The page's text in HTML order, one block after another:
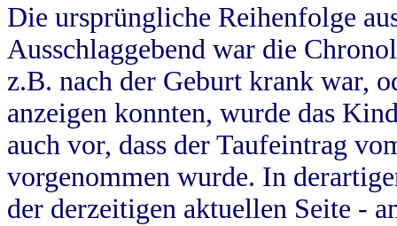
Die ursprüngliche Reihenfolge
Ausschlaggebend war die
z.B. nach der Geburt krank war,
anzeigen konnten, wurde das
auch vor, dass der Taufeintrag
vorgenommen wurde. In
der derzeitigen aktuellen Seite -